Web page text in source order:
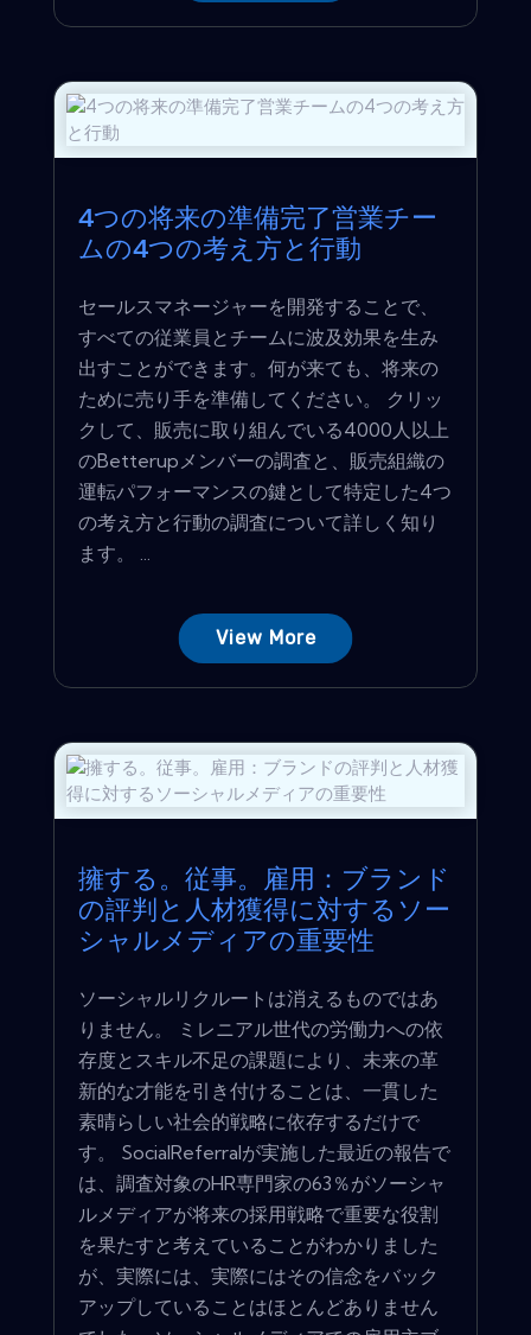
4つの将来の準備完了営業チー
ムの4つの考え方と行動
セールスマネージャーを開発することで、
すべての従業員とチームに波及効果を生み
出すことができます。何が来ても、将来の
ために売り手を準備してください。 クリッ
クして、販売に取り組んでいる4000人以上
のBetterupメンバーの調査と、販売組織の
運転パフォーマンスの鍵として特定した4つ
の考え方と行動の調査について詳しく知り
ます。 ...
View More
擁する。従事。雇用：ブランド
の評判と人材獲得に対するソー
シャルメディアの重要性
ソーシャルリクルートは消えるものではあ
りません。 ミレニアル世代の労働力への依
存度とスキル不足の課題により、未来の革
新的な才能を引き付けることは、一貫した
素晴らしい社会的戦略に依存するだけで
す。 SocialReferralが実施した最近の報告で
は、調査対象のHR専門家の63％がソーシャ
ルメディアが将来の採用戦略で重要な役割
を果たすと考えていることがわかりました
が、実際には、実際にはその信念をバック
アップしていることはほとんどありません